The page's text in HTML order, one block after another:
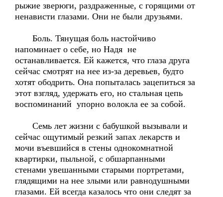
рыжие зверюги, раздраженные, с горящими от
ненависти глазами. Они не были друзьями.
Боль. Тянущая боль настойчиво
напоминает о себе, но Надя не
останавливается. Ей кажется, что глаза друга
сейчас смотрят на нее из-за деревьев, будто
хотят ободрить. Она попыталась зацепиться за
этот взгляд, удержать его, но стальная цепь
воспоминаний упорно волокла ее за собой.
Семь лет жизни с бабушкой вызывали и
сейчас ощутимый резкий запах лекарств и
мочи въевшийся в стены однокомнатной
квартирки, пыльной, с обшарпанными
стенами увешанными старыми портретами,
глядящими на нее злыми или равнодушными
глазами. Ей всегда казалось что они следят за